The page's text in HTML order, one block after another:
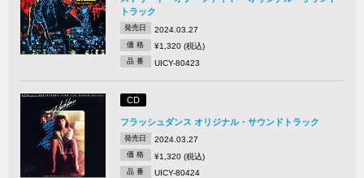
トラック
発売日 2024.03.27
価 格 ¥1,320 (税込)
品 番 UICY-80423
CD
フラッシュダンス オリジナル・サウンドトラック
発売日 2024.03.27
価 格 ¥1,320 (税込)
品 番 UICY-80424